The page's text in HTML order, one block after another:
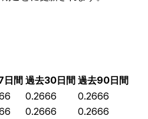
日間過去30日間 過去90日間
0.2666
0.2666
0.2666
0.2666